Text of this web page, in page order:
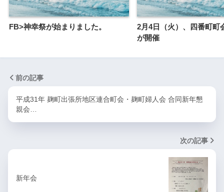
FB>神幸祭が始まりました。
2月4日（火）、四番町町
が開催
前の記事
平成31年 麹町出張所地区連合町会・麹町婦人会 合同新年懇
親会…
次の記事
新年会